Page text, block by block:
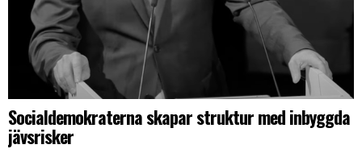
Socialdemokraterna skapar struktur med inbyggda
jävsrisker